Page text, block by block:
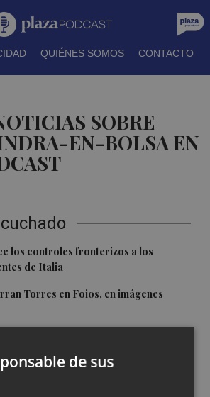
QUIÉNES SOMOS CONTACTO
SOBRE
EN-BOLSA EN
los controles fronterizos a los
de Italia
Torres en Foios, en imágenes
Ferran Torres
de sus